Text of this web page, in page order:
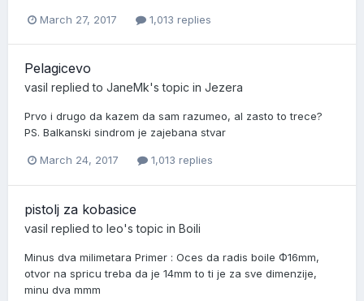
March 27, 2017 1,013 replies
Pelagicevo
vasil replied to JaneMk's topic in Jezera
Prvo i drugo da kazem da sam razumeo, al zasto to trece?
PS. Balkanski sindrom je zajebana stvar
March 24, 2017 1,013 replies
pistolj za kobasice
vasil replied to leo's topic in Boili
Minus dva milimetara Primer : Oces da radis boile Ф16mm,
otvor na spricu treba da je 14mm to ti je za sve dimenzije,
minu dva mmm